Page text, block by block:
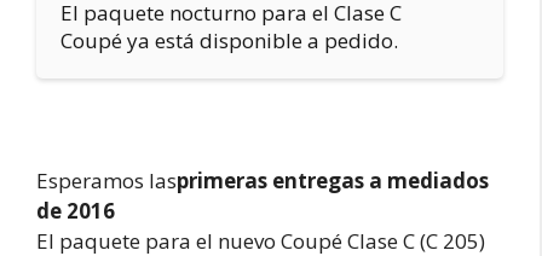
El paquete nocturno para el Clase C
Coupé ya está disponible a pedido.
Esperamos lasprimeras entregas a mediados
de 2016
El paquete para el nuevo Coupé Clase C (C 205)